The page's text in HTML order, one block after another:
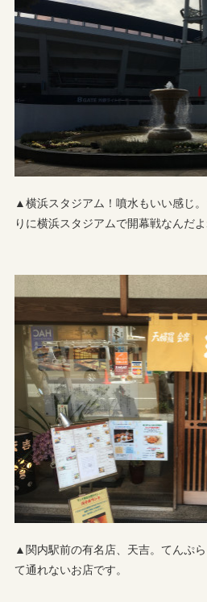
▲横浜スタジアム！噴水もいい感じ
りに横浜スタジアムで開幕戦なんだよ
▲関内駅前の有名店、天吉。てんぷ
て通れないお店です。